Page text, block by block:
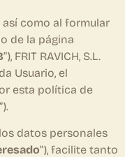
así como al formular
de la página
”), FRIT RAVICH, S.L.
Usuario, el
esta política de
”).
datos personales
”), facilite tanto